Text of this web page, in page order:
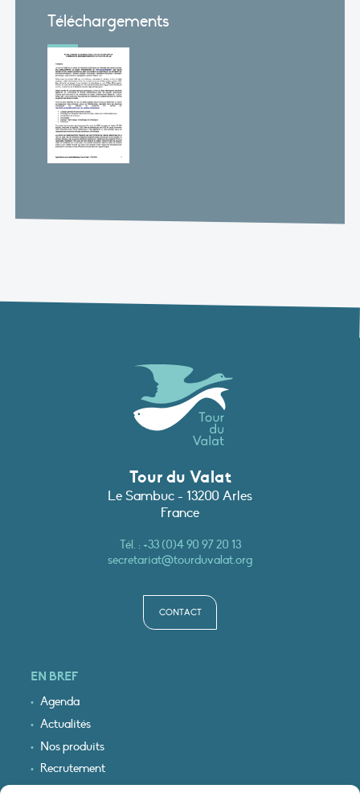
Téléchargements
Tour du Valat
Le Sambuc - 13200 Arles
France
Tél. : +33 (0)4 90 97 20 13
secretariat@tourduvalat.org
CONTACT
EN BREF
Agenda
Actualités
Nos produits
Recrutement